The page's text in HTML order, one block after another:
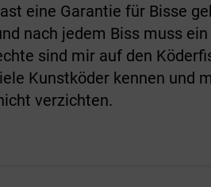
eine Garantie für Bisse
nach jedem Biss muss
sind mir auf den
Kunst­köder kennen und
verzichten.